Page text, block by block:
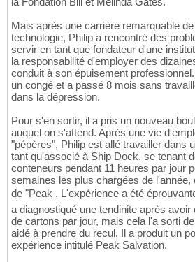
Mais après une carrière remarquable
technologie, Philip a rencontré des
servir en tant que fondateur d'une
la responsabilité d'employer des
conduit à son épuisement
un congé et a passé 8 mois sans
dans la dépression.
Pour s'en sortir, il a pris un nouveau
auquel on s'attend. Après une vie
"pépères", Philip est allé travailler dans
tant qu'associé à Ship Dock, se tenant
conteneurs pendant 11 heures par jour
semaines les plus chargées de l'année,
de "Peak . L'expérience a été
a diagnostiqué une tendinite après
de cartons par jour, mais cela l'a sorti
aidé à prendre du recul. Il a produit un
expérience intitulé Peak Salvation.